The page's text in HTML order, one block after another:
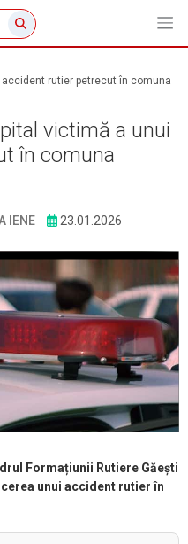
rutier petrecut în comuna
victimă a unui
în comuna
IENE 23.01.2026
Formațiunii Rutiere Găești
unui accident rutier în